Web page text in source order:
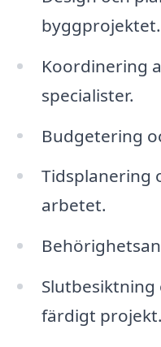
byggprojektet.
Koordinering
specialister.
Budgetering
Tidsplanering
arbetet.
färdigt projekt.